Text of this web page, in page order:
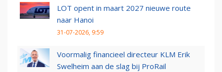
LOT opent in maart 2027 nieuwe route
naar Hanoi
31-07-2026, 9:59
Voormalig financieel directeur KLM Erik
Swelheim aan de slag bij ProRail